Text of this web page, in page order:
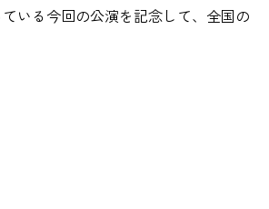
いる今回の公演を記念して、全国の